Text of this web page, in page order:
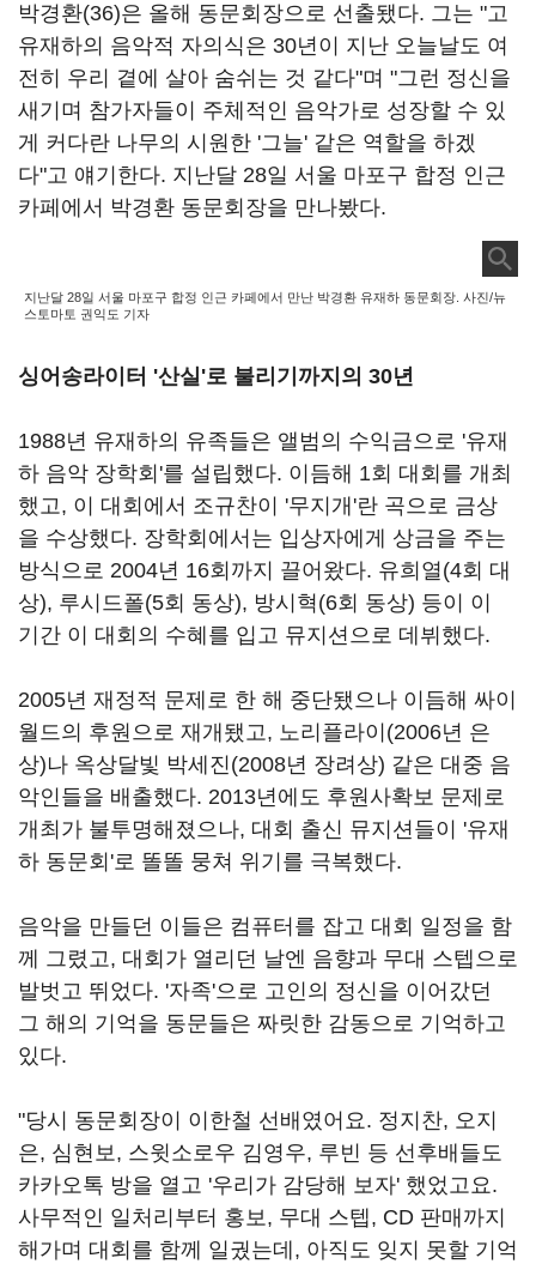
박경환(36)은 올해 동문회장으로 선출됐다. 그는 "고
유재하의 음악적 자의식은 30년이 지난 오늘날도 여
전히 우리 곁에 살아 숨쉬는 것 같다"며 "그런 정신을
새기며 참가자들이 주체적인 음악가로 성장할 수 있
게 커다란 나무의 시원한 '그늘' 같은 역할을 하겠
다"고 얘기한다. 지난달 28일 서울 마포구 합정 인근
카페에서 박경환 동문회장을 만나봤다.
지난달 28일 서울 마포구 합정 인근 카페에서 만난 박경환 유재하 동문회장. 사진/뉴
스토마토 권익도 기자
싱어송라이터 '산실'로 불리기까지의 30년
1988년 유재하의 유족들은 앨범의 수익금으로 '유재
하 음악 장학회'를 설립했다. 이듬해 1회 대회를 개최
했고, 이 대회에서 조규찬이 '무지개'란 곡으로 금상
을 수상했다. 장학회에서는 입상자에게 상금을 주는
방식으로 2004년 16회까지 끌어왔다. 유희열 (4회 대
상), 루시드폴(5회 동상), 방시혁 (6회 동상) 등이 이
기간 이 대회의 수혜를 입고 뮤지션으로 데뷔했다.
2005년 재정적 문제로 한 해 중단됐으나 이듬해 싸이
월드의 후원으로 재개됐고, 노리플라이 (2006년 은
상)나 옥상달빛 박세진(2008년 장려상) 같은 대중 음
악인들을 배출했다. 2013년에도 후원사확보 문제로
개최가 불투명해졌으나, 대회 출신 뮤지션들이 '유재
하 동문회'로 똘똘 뭉쳐 위기를 극복했다.
음악을 만들던 이들은 컴퓨터를 잡고 대회 일정을 함
께 그렸고, 대회가 열리던 날엔 음향과 무대 스텝으로
발벗고 뛰었다. '자족'으로 고인의 정신을 이어갔던
그 해의 기억을 동문들은 짜릿한 감동으로 기억하고
있다.
"당시 동문회장이 이한철 선배였어요. 정지찬, 오지
은, 심현보, 스윗소로우 김영우, 루빈 등 선후배들도
카카오톡 방을 열고 '우리가 감당해 보자' 했었고요.
사무적인 일처리부터 홍보, 무대 스텝, CD 판매까지
해가며 대회를 함께 일궜는데 , 아직도 잊지 못할 기억